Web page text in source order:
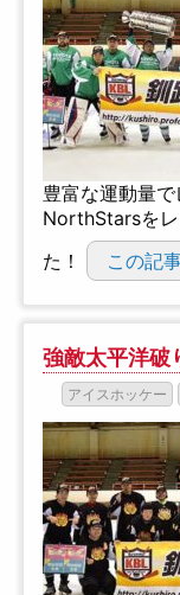
豊富な運動量
NorthStarsを
た！
この記
強敵太平洋破
アイスホッケー